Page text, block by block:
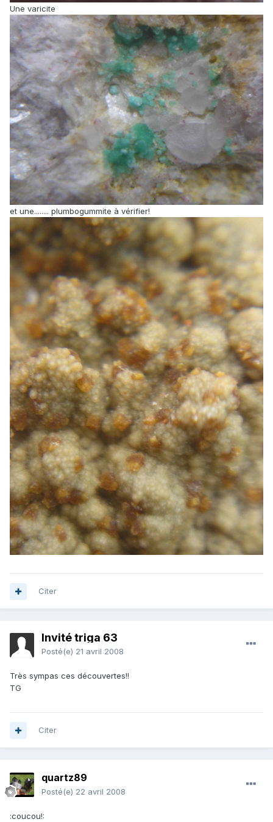
Une varicite
et une........ plumbogummite à vérifier!
Citer
Invité triga 63
Posté(e) 21 avril 2008
Très sympas ces découvertes!!
TG
Citer
quartz89
Posté(e) 22 avril 2008
:coucou!: